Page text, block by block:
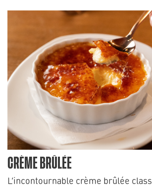
CRÈME BRÛLÉE
L’incontournable crème brûlée